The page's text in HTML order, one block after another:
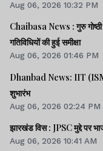
Aug 06, 2026 10:32 PM
Chaibasa News : गुरु गोष्ठी
गतिविधियों की हुई समीक्षा
Aug 06, 2026 01:46 PM
Dhanbad News: IIT
शुभारंभ
Aug 06, 2026 02:24 PM
झारखंड विस : JPSC मुद्दे पर
Aug 06, 2026 10:41 AM